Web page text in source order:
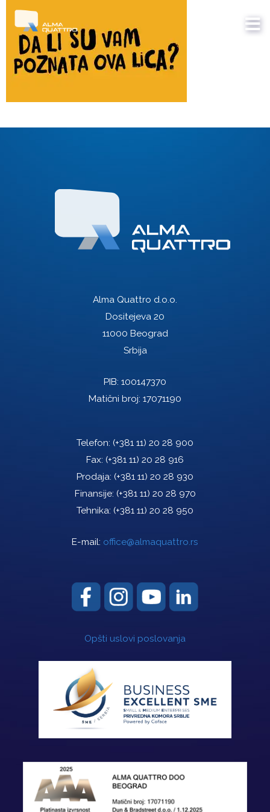
Alma Quattro d.o.o.
Dositejeva 20
11000 Beograd
Srbija
PIB: 100147370
Matični broj: 17071190
Telefon: (+381 11) 20 28 900
Fax: (+381 11) 20 28 916
Prodaja: (+381 11) 20 28 930
Finansije: (+381 11) 20 28 970
Tehnika: (+381 11) 20 28 950
E-mail: office@almaquattro.rs
Opšti uslovi poslovanja